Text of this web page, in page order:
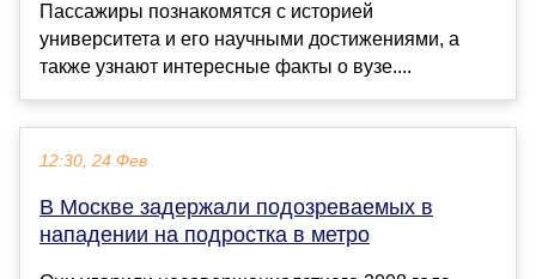
Пассажиры познакомятся с историей
университета и его научными достижениями, а
также узнают интересные факты о вузе....
12:30, 24 Фев
В Москве задержали подозреваемых в
нападении на подростка в метро